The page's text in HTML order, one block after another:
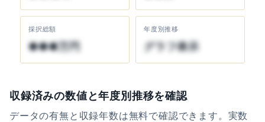
採択総額
●●●万円
年度別推移
グラフ表示
収録済みの数値と年度別推移を確認
データの有無と収録年数は無料で確認できます。実数